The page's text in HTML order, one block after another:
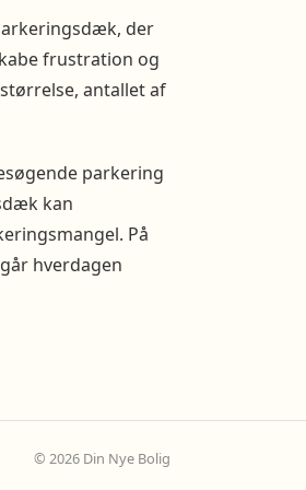
der
frustration og
antallet af
parkering
kan
På
hverdagen
© 2026 Din Nye Bolig